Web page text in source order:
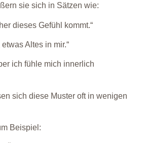
sie sich in Sätzen wie:
dieses Gefühl kommt.“
Altes in mir.“
ich fühle mich innerlich
sich diese Muster oft in wenigen
Beispiel: